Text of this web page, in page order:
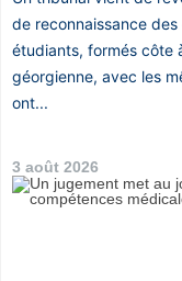
Vos
chroniques
Les
adresses
de reconnaissance
étudiants, formés côte
géorgienne, avec les
ont...
3 août 2026